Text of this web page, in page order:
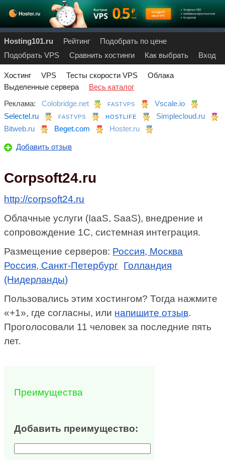
Hosting101.ru Рейтинг
Подобрать по цене
Подобрать VPS
Сравнить хостинги Как выбрать Вход
Хостинг VPS Тесты скорости VPS
Облака
Выделенные сервера
Весь каталог
Реклама:
Colobridge.net FASTVPS
Vscale.io
Selectel.ru
FASTVPS HOSTLIFE
Simplecloud.ru
Bitweb.ru
Beget.com Hoster.ru
Добавить отзыв
Corpsoft24.ru
http://corpsoft24.ru
Облачные услуги (IaaS, SaaS), внедрение и
сопровождение 1С, системная интеграция.
Размещение серверов: Россия, Москва
Россия, Санкт-Петербург Голландия
(Нидерланды)
Пользовались этим хостингом? Тогда нажмите
«+1», где согласны, или напишите отзыв.
Проголосовали 11 человек за последние пять
лет.
Преимущества
Добавить преимущество: